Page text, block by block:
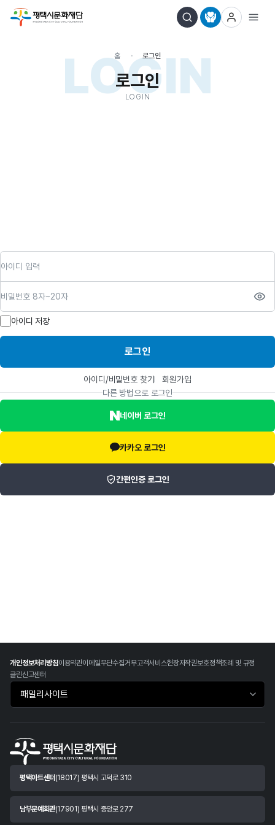
LOGIN
홈 로그인
로그인
LOGIN
아이디 저장
로그인
아이디/비밀번호 찾기
회원가입
다른 방법으로 로그인
네이버 로그인
카카오 로그인
간편인증 로그인
개인정보처리방침이용약관이메일무단수집거부고객서비스헌장저작권보호정책조례 및 규정
클린신고센터
패밀리사이트 바로가기
평택아트센터 (18017) 평택시 고덕로 310
남부문예회관(17901) 평택시 중앙로 277